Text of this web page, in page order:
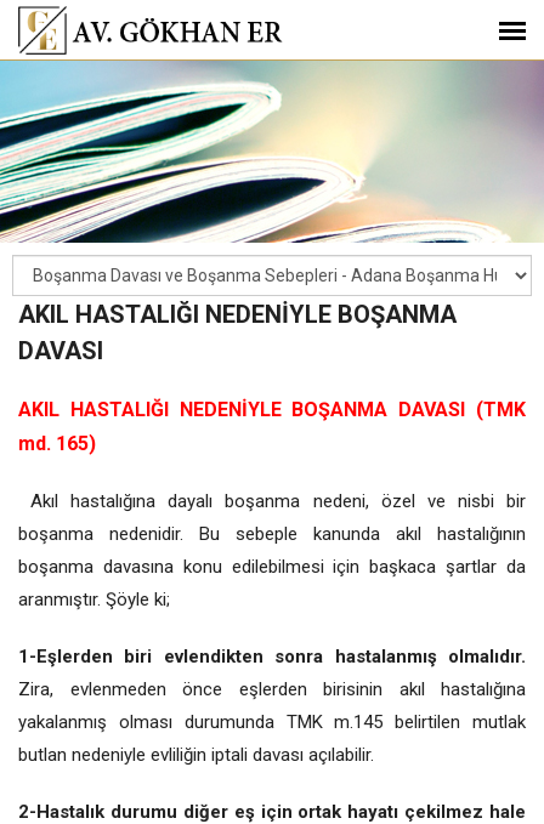
AKIL HASTALIĞI NEDENİYLE BOŞANMA
DAVASI
AKIL HASTALIĞI NEDENİYLE BOŞANMA DAVASI (TMK
md. 165)
Akıl hastalığına dayalı boşanma nedeni, özel ve nisbi bir
boşanma nedenidir. Bu sebeple kanunda akıl hastalığının
boşanma davasına konu edilebilmesi için başkaca şartlar da
aranmıştır. Şöyle ki;
1-Eşlerden biri evlendikten sonra hastalanmış olmalıdır.
Zira, evlenmeden önce eşlerden birisinin akıl hastalığına
yakalanmış olması durumunda TMK m.145 belirtilen mutlak
butlan nedeniyle evliliğin iptali davası açılabilir.
2-Hastalık durumu diğer eş için ortak hayatı çekilmez hale